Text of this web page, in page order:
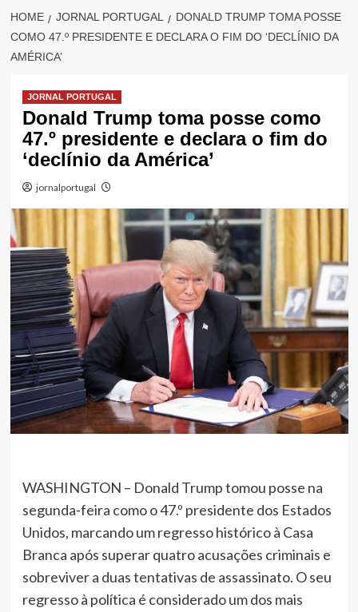
HOME JORNAL PORTUGAL
DONALD TRUMP TOMA POSSE
COMO 47.º PRESIDENTE E DECLARA O FIM DO ‘DECLÍNIO DA
AMÉRICA’
JORNAL PORTUGAL
Donald Trump toma posse como
47.º presidente e declara o fim do
‘declínio da América’
jornalportugal
WASHINGTON – Donald Trump tomou posse na
segunda-feira como o 47.º presidente dos Estados
Unidos, marcando um regresso histórico à Casa
Branca após superar quatro acusações criminais e
sobreviver a duas tentativas de assassinato. O seu
regresso à política é considerado um dos mais